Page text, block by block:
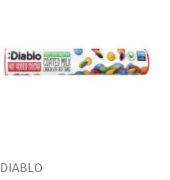
DIABLO